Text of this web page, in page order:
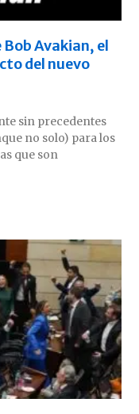
Avakian, el
del nuevo
sin precedentes
no solo) para los
que son